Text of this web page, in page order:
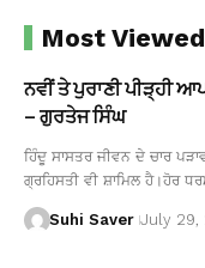
Most Viewed
ਨਵੀਂ ਤੇ ਪੁਰਾਣੀ ਪੀੜ੍ਹੀ
– ਗੁਰਤੇਜ ਸਿੰਘ
ਹਿੰਦੂ ਸਾਸਤਰ ਜੀਵਨ ਦੇ ਚਾਰ
ਗ੍ਰਹਿਸਤੀ ਵੀ ਸ਼ਾਮਿਲ ਹੈ।ਹੋਰ
Suhi Saver July 29,